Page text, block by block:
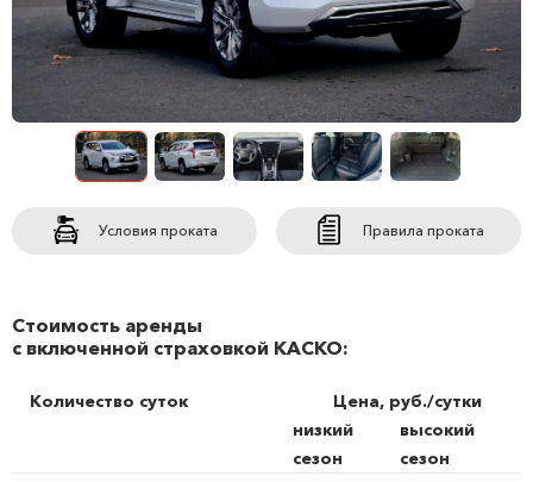
Условия проката Правила проката
Стоимость аренды
с включенной страховкой КАСКО:
Количество суток
Цена, руб./сутки
низкий
сезон
высокий
сезон